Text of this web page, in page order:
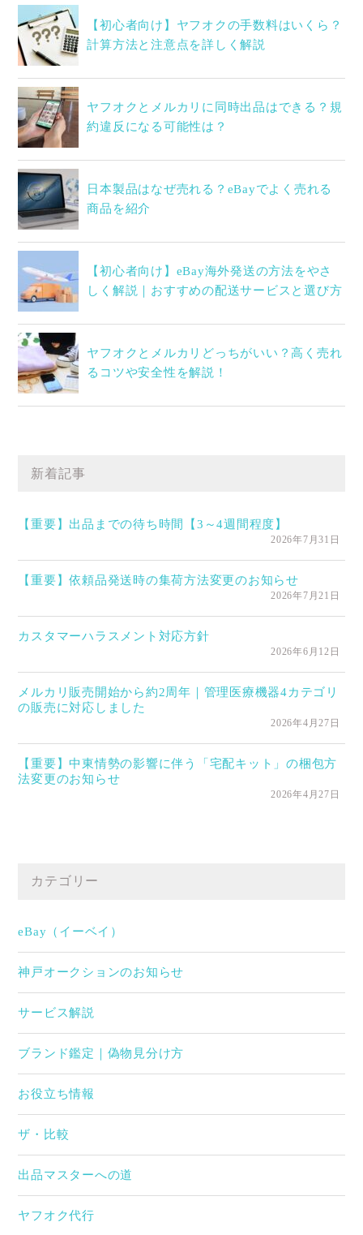
【初心者向け】ヤフオクの手数料はいくら？
計算方法と注意点を詳しく解説
ヤフオクとメルカリに同時出品はできる？規
約違反になる可能性は？
日本製品はなぜ売れる？eBayでよく売れる
商品を紹介
【初心者向け】eBay海外発送の方法をやさ
しく解説｜おすすめの配送サービスと選び方
ヤフオクとメルカリどっちがいい？高く売れ
るコツや安全性を解説！
新着記事
【重要】出品までの待ち時間【3～4週間程度】
2026年7月31日
【重要】依頼品発送時の集荷方法変更のお知らせ
2026年7月21日
カスタマーハラスメント対応方針
2026年6月12日
メルカリ販売開始から約2周年｜管理医療機器4カテゴリ
の販売に対応しました
2026年4月27日
【重要】中東情勢の影響に伴う「宅配キット」の梱包方
法変更のお知らせ
2026年4月27日
カテゴリー
eBay（イーベイ）
神戸オークションのお知らせ
サービス解説
ブランド鑑定｜偽物見分け方
お役立ち情報
ザ・比較
出品マスターへの道
ヤフオク代行